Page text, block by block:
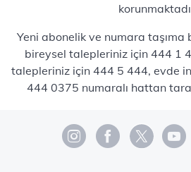
Yeni abonelik ve numara taşıma
bireysel talepleriniz için 444 1
talepleriniz için 444 5 444, evde
444 0375 numaralı hattan